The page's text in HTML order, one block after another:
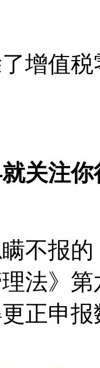
增值
关注
不报
法》
正申